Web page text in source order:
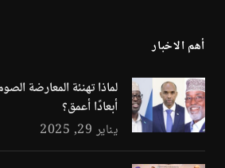
أهم الاخبار
لماذا تهنئة المعارضة
أبعادًا أعمق؟
يناير 29, 2025